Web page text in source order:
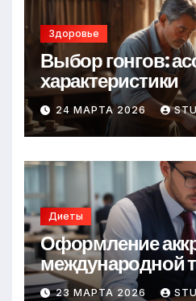
Здоровье
Выбор гонгов:
характеристики
24 МАРТА 2026
Диеты
Оформление
международной
23 МАРТА 2026